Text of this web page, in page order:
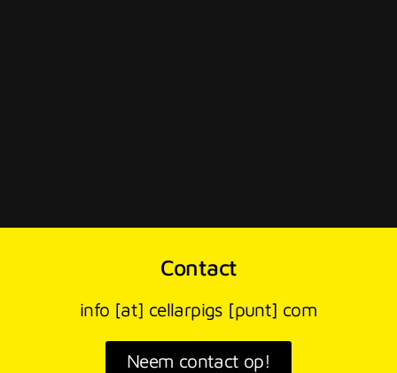
Contact
info [at] cellarpigs [punt] com
Neem contact op!